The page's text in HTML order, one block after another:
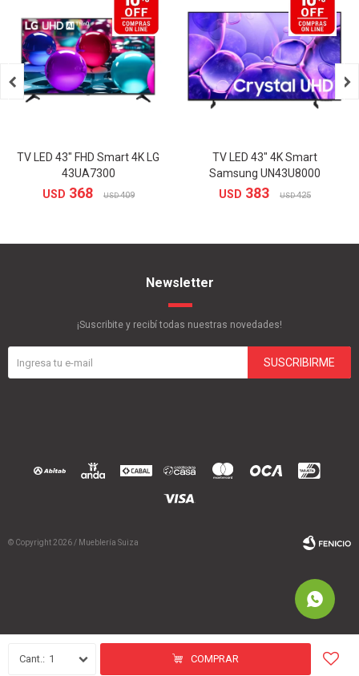
1 COMPRAR
TV LED 43" FHD Smart 4K LG
43UA7300
USD 368 USD 409
TV LED 43" 4K Smart
Samsung UN43U8000
USD 383 USD 425
 
Newsletter
¡Suscribite y recibí todas nuestras novedades!
SUSCRIBIRME
© Copyright 2026 / Mueblería Suiza
Fenicio